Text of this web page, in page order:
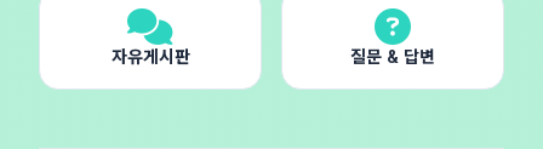
자유게시판 질문 & 답변